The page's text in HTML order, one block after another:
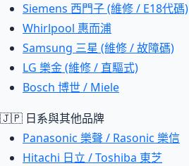
Siemens 西門子 (維修 / E18代碼)
Whirlpool 惠而浦
Samsung 三星 (維修 / 故障碼)
LG 樂金 (維修 / 直驅式)
Bosch 博世 / Miele
🇯🇵 日系與其他品牌
Panasonic 樂聲 / Rasonic 樂信
Hitachi 日立 / Toshiba 東芝